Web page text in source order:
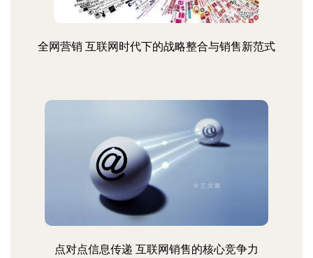
全网营销 互联网时代下的战略整合与销售新范式
点对点信息传递 互联网销售的核心竞争力